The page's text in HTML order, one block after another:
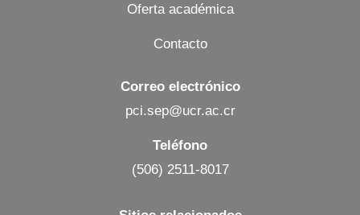
Oferta académica
Contacto
Correo electrónico
pci.sep@ucr.ac.cr
Teléfono
(506) 2511-8017